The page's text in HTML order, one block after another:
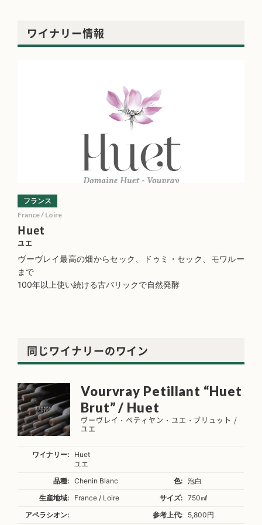
ワイナリー情報
Huet
ユエ
フランス
France / Loire
ヴーヴレイ最高の畑からセック、ドゥミ・セック、モワルー
まで
100年以上使い続ける古バリックで自然発酵
同じワイナリーのワイン
Vourvray Petillant “Huet
Brut” / Huet
ヴーヴレイ・ペティヤン・ユエ・ブリュット /
ユエ
ワイナリー:
Huet
ユエ
品種:
Chenin Blanc 色:
泡白
生産地域:
France / Loire サイズ:
750㎖
アペラシオン:
参考上代: 5,800円